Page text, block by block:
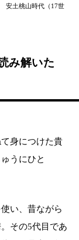
安土桃山時代（17世
み解いた
身につけた貴
うにひと
い、昔ながら
その5代目であ